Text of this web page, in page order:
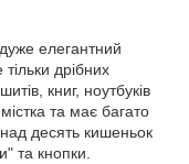
елегантний
дрібних
книг, ноутбуків
та має багато
десять кишеньок
та кнопки.